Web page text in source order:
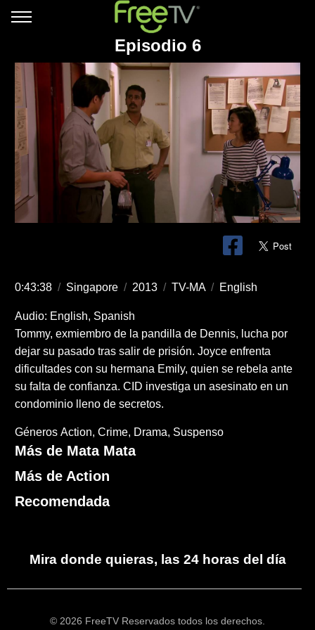
Episodio 6
0:43:38 / Singapore / 2013 / TV-MA / English
Audio: English, Spanish
Tommy, exmiembro de la pandilla de Dennis, lucha por
dejar su pasado tras salir de prisión. Joyce enfrenta
dificultades con su hermana Emily, quien se rebela ante
su falta de confianza. CID investiga un asesinato en un
condominio lleno de secretos.
Géneros Action Crime Drama Suspenso
Más de Mata Mata
Más de Action
Recomendada
Mira donde quieras, las 24 horas del día
© 2026 FreeTV Reservados todos los derechos.